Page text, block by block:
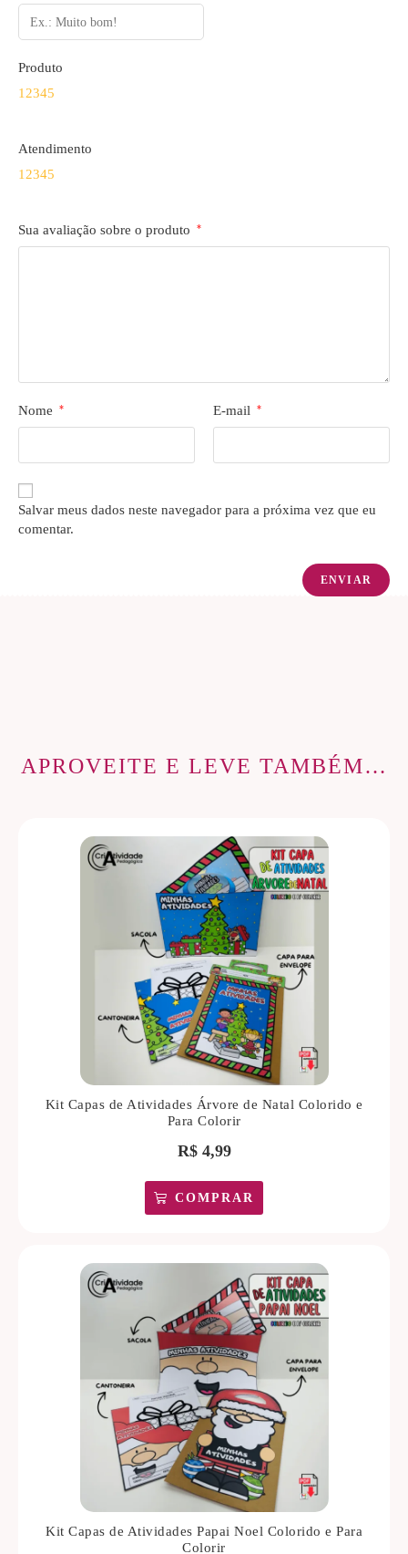
Produto
12345
Atendimento
12345
Sua avaliação sobre o produto *
Nome * E-mail *
Salvar meus dados neste navegador para a próxima vez que eu
comentar.
APROVEITE E LEVE TAMBÉM…
Kit Capas de Atividades Árvore de Natal Colorido e
Para Colorir
R$4,99
COMPRAR
Kit Capas de Atividades Papai Noel Colorido e Para
Colorir